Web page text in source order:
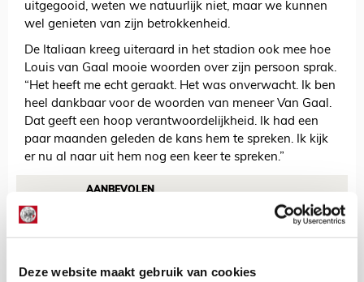
Deze website maakt gebruik van cookies
uitgegooid, weten we natuurlijk niet, maar we kunnen
wel genieten van zijn betrokkenheid.
De Italiaan kreeg uiteraard in het stadion ook mee hoe
Louis van Gaal mooie woorden over zijn persoon sprak.
“Het heeft me echt geraakt. Het was onverwacht. Ik ben
heel dankbaar voor de woorden van meneer Van Gaal.
Dat geeft een hoop verantwoordelijkheid. Ik had een
paar maanden geleden de kans hem te spreken. Ik kijk
er nu al naar uit hem nog een keer te spreken.”
AANBEVOLEN
Jouta ontroerd door tranen
borstbeeld